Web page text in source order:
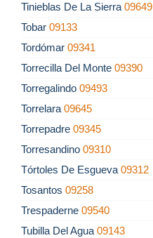
Tinieblas De La Sierra 09649
Tobar 09133
Tordómar 09341
Torrecilla Del Monte 09390
Torregalindo 09493
Torrelara 09645
Torrepadre 09345
Torresandino 09310
Tórtoles De Esgueva 09312
Tosantos 09258
Trespaderne 09540
Tubilla Del Agua 09143